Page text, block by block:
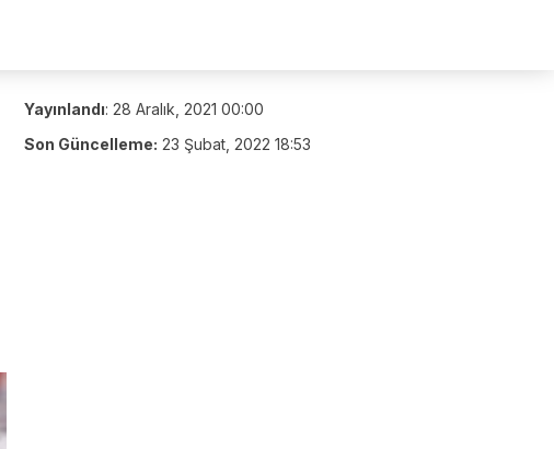
Yayınlandı: 28 Aralık, 2021 00:00
Son Güncelleme: 23 Şubat, 2022 18:53